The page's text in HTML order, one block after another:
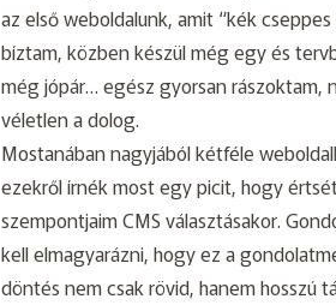
az első weboldalunk, amit “kék
bíztam, közben készül még egy és
még jópár… egész gyorsan rászoktam,
véletlen a dolog.
Mostanában nagyjából kétféle
ezekről írnék most egy picit, hogy
szempontjaim CMS választásakor.
kell elmagyarázni, hogy ez a
döntés nem csak rövid, hanem hosszú